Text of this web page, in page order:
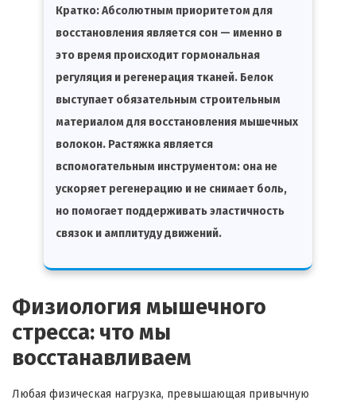
Кратко:Абсолютным приоритетом для
восстановления является сон — именно в
это время происходит гормональная
регуляция и регенерация тканей. Белок
выступает обязательным строительным
материалом для восстановления мышечных
волокон. Растяжка является
вспомогательным инструментом: она не
ускоряет регенерацию и не снимает боль,
но помогает поддерживать эластичность
связок и амплитуду движений.
Физиология мышечного
стресса: что мы
восстанавливаем
Любая физическая нагрузка, превышающая привычную